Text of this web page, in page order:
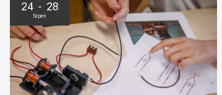
24 - 28
Srpen